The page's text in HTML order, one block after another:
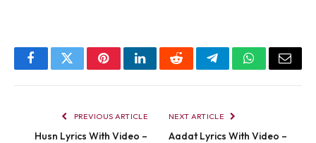
FacebookTwitterPinterestLinkedInRedditTelegramWhatsApp
Email
PREVIOUS ARTICLE
Husn Lyrics With Video –
NEXT ARTICLE
Aadat Lyrics With Video –